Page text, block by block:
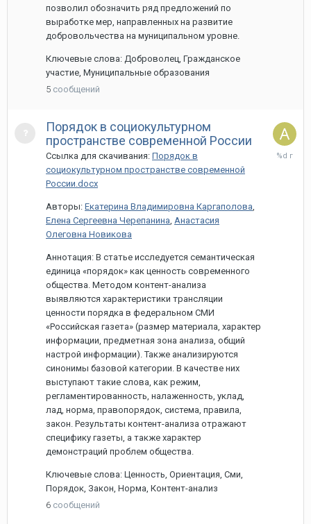
позволил обозначить ряд предложений по
выработке мер, направленных на развитие
добровольчества на муниципальном уровне.
Ключевые слова: Доброволец, Гражданское
участие, Муниципальные образования
5 сообщений
Порядок в социокультурном
пространстве современной России
Ссылка для скачивания: Порядок в
социокультурном пространстве современной
России.docx
Авторы: Екатерина Владимировна Каргаполова,
Елена Сергеевна Черепанина, Анастасия
Олеговна Новикова
Аннотация: В статье исследуется семантическая
единица «порядок» как ценность современного
общества. Методом контент-анализа
выявляются характеристики трансляции
ценности порядка в федеральном СМИ
«Российская газета» (размер материала, характер
информации, предметная зона анализа, общий
настрой информации). Также анализируются
синонимы базовой категории. В качестве них
выступают такие слова, как режим,
регламентированность, налаженность, уклад,
лад, норма, правопорядок, система, правила,
закон. Результаты контент-анализа отражают
специфику газеты, а также характер
демонстраций проблем общества.
Ключевые слова: Ценность, Ориентация, Сми,
Порядок, Закон, Норма, Контент-анализ
6 сообщений
27